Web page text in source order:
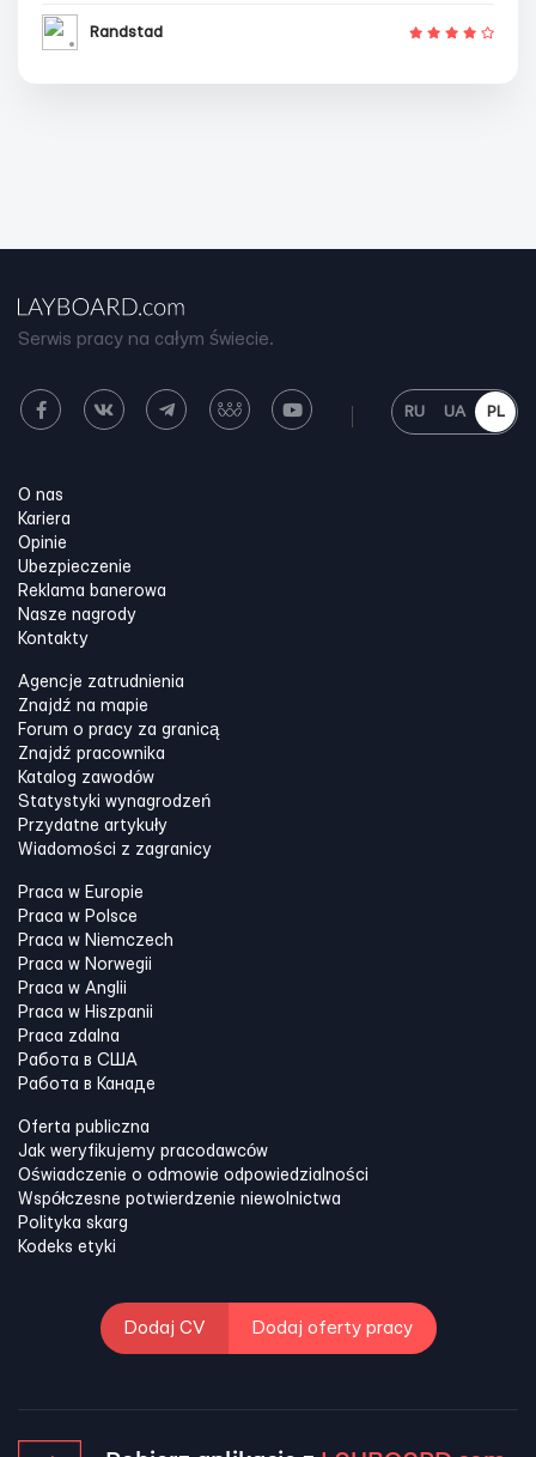
Randstad
Serwis pracy na całym świecie.
RU UA PL
O nas
Kariera
Opinie
Ubezpieczenie
Reklama banerowa
Nasze nagrody
Kontakty
Agencje zatrudnienia
Znajdź na mapie
Forum o pracy za granicą
Znajdź pracownika
Katalog zawodów
Statystyki wynagrodzeń
Przydatne artykuły
Wiadomości z zagranicy
Praca w Europie
Praca w Polsce
Praca w Niemczech
Praca w Norwegii
Praca w Anglii
Praca w Hiszpanii
Praca zdalna
Работа в США
Работа в Канадe
Oferta publiczna
Jak weryfikujemy pracodawców
Oświadczenie o odmowie odpowiedzialności
Współczesne potwierdzenie niewolnictwa
Polityka skarg
Kodeks etyki
Dodaj CV Dodaj oferty pracy